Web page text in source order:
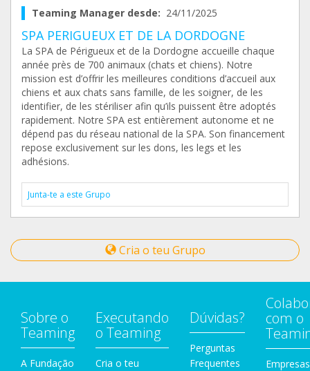
Teaming Manager desde: 24/11/2025
SPA PERIGUEUX ET DE LA DORDOGNE
La SPA de Périgueux et de la Dordogne accueille chaque
année près de 700 animaux (chats et chiens). Notre
mission est d’offrir les meilleures conditions d’accueil aux
chiens et aux chats sans famille, de les soigner, de les
identifier, de les stériliser afin qu’ils puissent être adoptés
rapidement. Notre SPA est entièrement autonome et ne
dépend pas du réseau national de la SPA. Son financement
repose exclusivement sur les dons, les legs et les
adhésions.
Junta-te a este Grupo
Cria o teu Grupo
Sobre o
Teaming
A Fundação
Executando
o Teaming
Cria o teu
Dúvidas?
Perguntas
Frequentes
com o
Empresas